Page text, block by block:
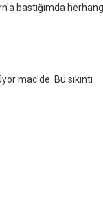
bastığımda
mac'de. Bu sıkıntı